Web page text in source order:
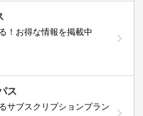
！お得な情報を掲載中
ス
サブスクリプションプラン